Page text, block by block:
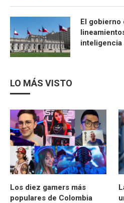
El gobierno
LO MÁS VISTO
Los diez gamers más
populares de Colombia